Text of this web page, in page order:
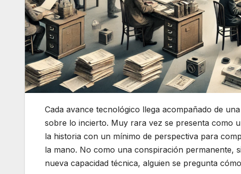
Cada avance tecnológico llega acompañado de
sobre lo incierto. Muy rara vez se presenta como
la historia con un mínimo de perspectiva para
la mano. No como una conspiración permanente,
nueva capacidad técnica, alguien se pregunta